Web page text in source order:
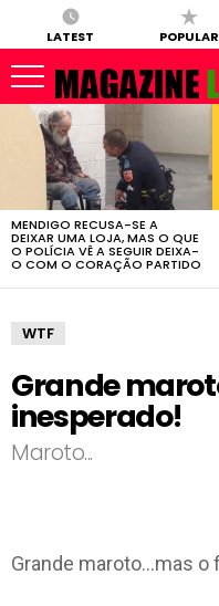
LATEST POPULAR
LATEST
STORIES
MENDIGO RECUSA-SE A
DEIXAR UMA LOJA, MAS O QUE
O POLÍCIA VÊ A SEGUIR DEIXA-
O COM O CORAÇÃO PARTIDO
WTF
Grande
inesperado!
Maroto...
Grande maroto…mas o